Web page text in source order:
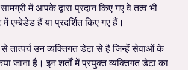
में आपके द्वारा प्रदान किए गए वे तत्व भी
एम्बेडेड हैं या प्रदर्शित किए गए हैं।
से तात्पर्य उन व्यक्तिगत डेटा से है जिन्हें सेवाओं के
जाना है। इन शर्तों में प्रयुक्त व्यक्तिगत डेटा का